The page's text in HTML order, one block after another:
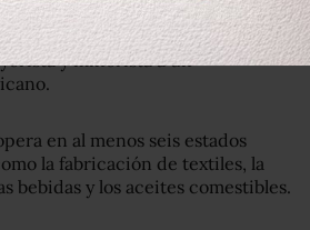
por el nombre de Mo y se dice
negocio familiar pasó de ser una
y minorista a un
en al menos seis estados
la fabricación de textiles, la
bebidas y los aceites comestibles.